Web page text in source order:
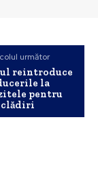
următor
reintroduce
la
pentru
clădiri